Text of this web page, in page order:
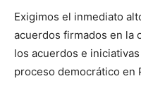
Exigimos el inmediato
acuerdos firmados en la
los acuerdos e
proceso democrático en